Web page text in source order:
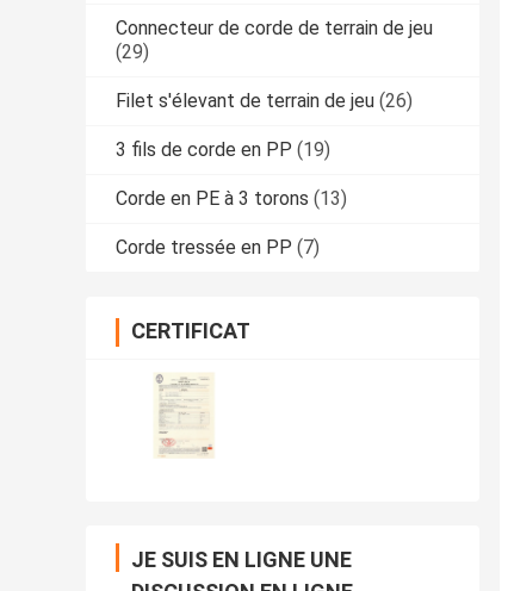
Connecteur de corde de terrain de jeu
(29)
Filet s'élevant de terrain de jeu (26)
3 fils de corde en PP (19)
Corde en PE à 3 torons (13)
Corde tressée en PP (7)
CERTIFICAT
JE SUIS EN LIGNE UNE